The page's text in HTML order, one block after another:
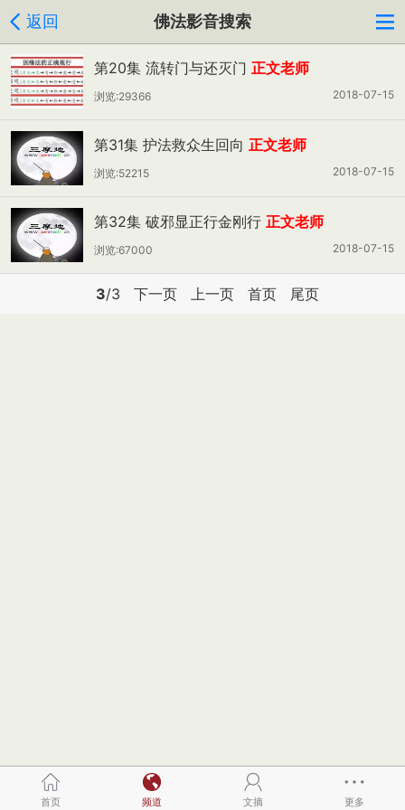
返回 佛法影音搜索
第20集 流转门与还灭门 正文老师
2018-07-15
浏览:29366
第31集 护法救众生回向 正文老师
2018-07-15
浏览:52215
第32集 破邪显正行金刚行 正文老师
2018-07-15
浏览:67000
3/3 下一页 上一页 首页 尾页
首页 频道 文摘 更多